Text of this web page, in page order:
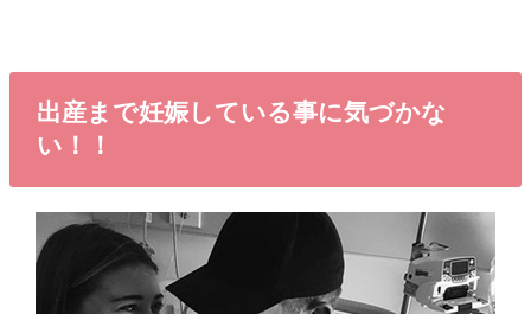
出産まで妊娠している事に気づかな
い！！